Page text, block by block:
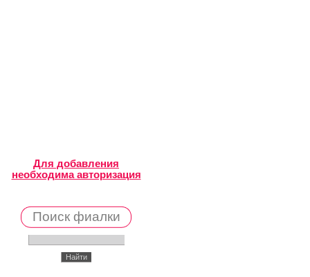
Для добавления
необходима авторизация
Поиск фиалки